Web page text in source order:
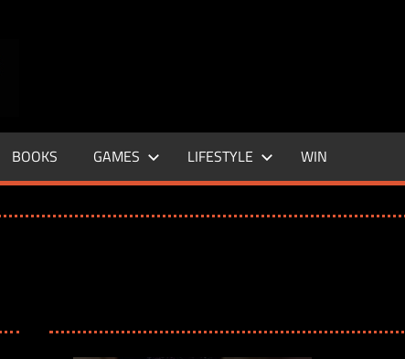
–
LIFE
MAGAZINE
BOOKS GAMES LIFESTYLE WIN